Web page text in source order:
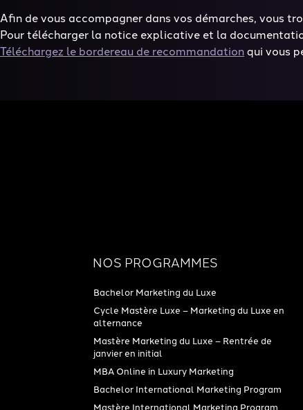
Afin de vous accompagner dans vos démarches, vous
Pour télécharger la notice explicative et la
Téléchargez le bordereau de recommandationqui vous
NOS PROGRAMMES
Bachelor Marketing du Luxe
Cycle Mastère Luxe – Marketing du Luxe en
alternance
Mastère Marketing du Luxe – Rentrée de
janvier en initial
MBA Online in Luxury Marketing
Bachelor International Marketing Program
Mastère International Marketing Program